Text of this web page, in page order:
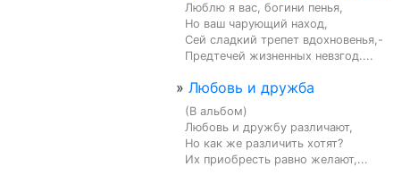
Люблю я вас, богини пенья,
Но ваш чарующий наход,
Сей сладкий трепет вдохновенья,-
Предтечей жизненных невзгод....
» Любовь и дружба
(В альбом)
Любовь и дружбу различают,
Но как же различить хотят?
Их приобресть равно желают,...